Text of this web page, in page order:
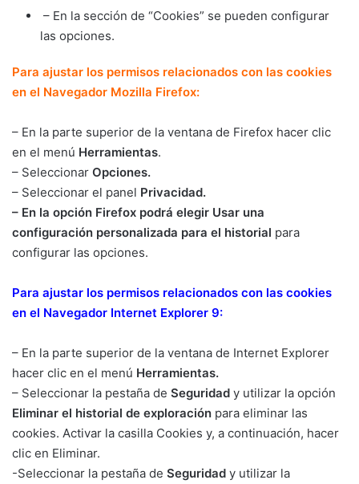
– En la sección de “Cookies” se pueden configurar
las opciones.
Para ajustar los permisos relacionados con las cookies
en el Navegador Mozilla Firefox:
– En la parte superior de la ventana de Firefox hacer clic
en el menú Herramientas.
– Seleccionar Opciones.
– Seleccionar el panel Privacidad.
– En la opción Firefox podrá elegir Usar una
configuración personalizada para el historial para
configurar las opciones.
Para ajustar los permisos relacionados con las cookies
en el Navegador Internet Explorer 9:
– En la parte superior de la ventana de Internet Explorer
hacer clic en el menú Herramientas.
– Seleccionar la pestaña de Seguridad y utilizar la opción
Eliminar el historial de exploración para eliminar las
cookies. Activar la casilla Cookies y, a continuación, hacer
clic en Eliminar.
-Seleccionar la pestaña de Seguridad y utilizar la